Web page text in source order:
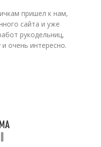
пришел к нам,
сайта и уже
рукодельниц,
очень интересно.